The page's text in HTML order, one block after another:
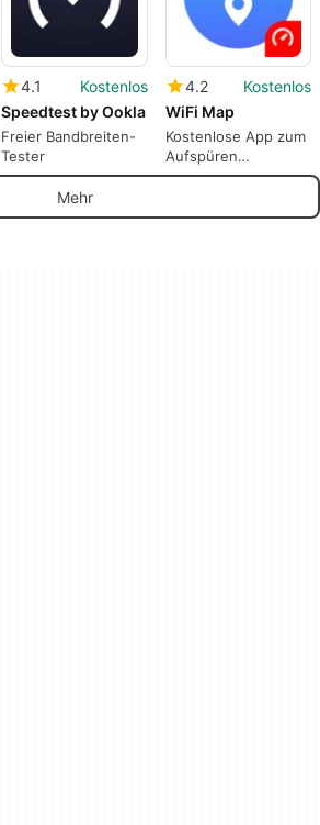
4.1
Kostenlos
Speedtest by Ookla
Freier Bandbreiten-
Tester
4.2
Kostenlos
WiFi Map
Kostenlose App zum
Aufspüren
öffentlicher WLAN
Mehr